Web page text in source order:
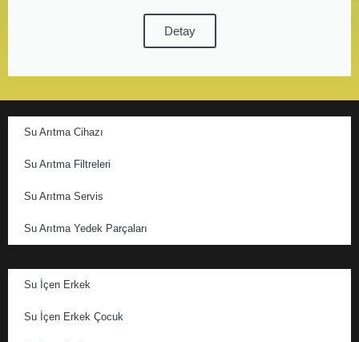
Detay
Su Arıtma Cihazı
Su Arıtma Filtreleri
Su Arıtma Servis
Su Arıtma Yedek Parçaları
Su İçen Erkek
Su İçen Erkek Çocuk